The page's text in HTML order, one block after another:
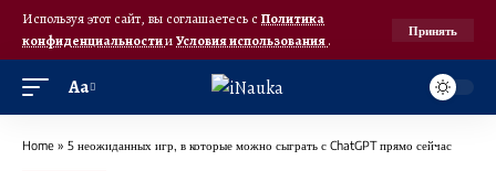
Используя этот сайт, вы соглашаетесь с Политика
конфиденциальностииУсловия использования.
Принять
Аа
Home » 5 неожиданных игр, в которые можно сыграть с ChatGPT прямо сейчас